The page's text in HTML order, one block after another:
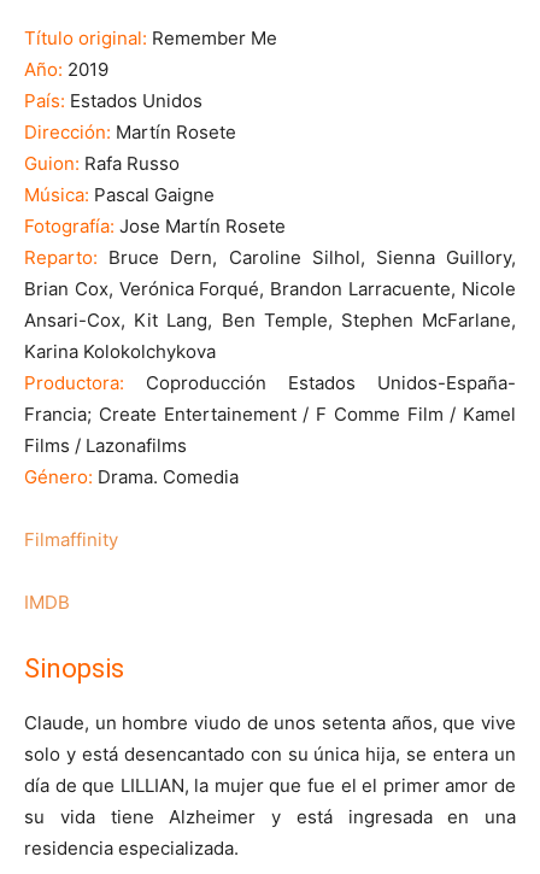
Título original: Remember Me
Año: 2019
País: Estados Unidos
Dirección: Martín Rosete
Guion: Rafa Russo
Música: Pascal Gaigne
Fotografía: Jose Martín Rosete
Reparto: Bruce Dern, Caroline Silhol, Sienna Guillory,
Brian Cox, Verónica Forqué, Brandon Larracuente, Nicole
Ansari-Cox, Kit Lang, Ben Temple, Stephen McFarlane,
Karina Kolokolchykova
Productora: Coproducción Estados Unidos-España-
Francia; Create Entertainement / F Comme Film / Kamel
Films / Lazonafilms
Género: Drama. Comedia
Filmaffinity
IMDB
Sinopsis
Claude, un hombre viudo de unos setenta años, que vive
solo y está desencantado con su única hija, se entera un
día de que LILLIAN, la mujer que fue el el primer amor de
su vida tiene Alzheimer y está ingresada en una
residencia especializada.